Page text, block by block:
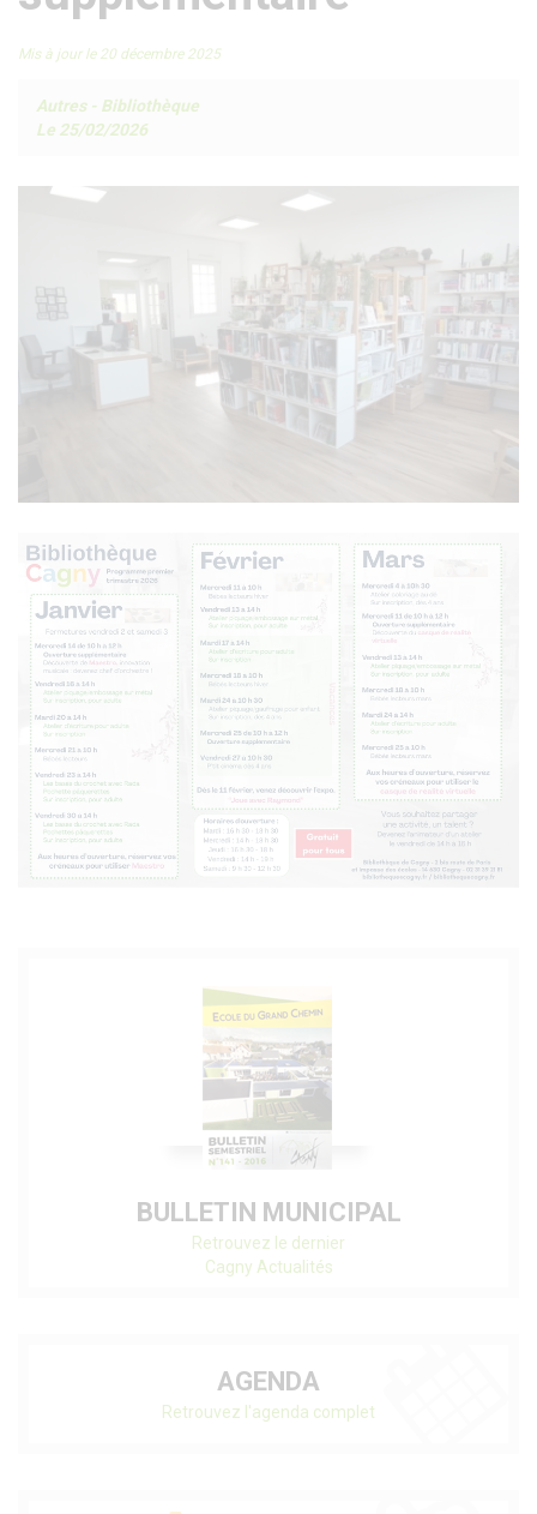
Mis à jour le 20 décembre 2025
Autres- Bibliothèque
Le 25/02/2026
BULLETIN MUNICIPAL
Retrouvez le dernier
Cagny Actualités
AGENDA
Retrouvez l'agenda complet